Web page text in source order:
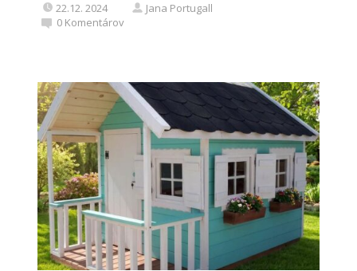
22.12. 2024
Jana Portugall
0 Komentárov